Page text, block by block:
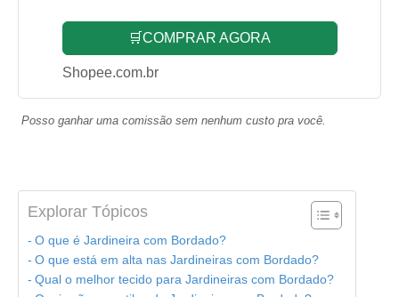
🛒COMPRAR AGORA
Shopee.com.br
Posso ganhar uma comissão sem nenhum custo pra você.
Explorar Tópicos
O que é Jardineira com Bordado?
O que está em alta nas Jardineiras com Bordado?
Qual o melhor tecido para Jardineiras com Bordado?